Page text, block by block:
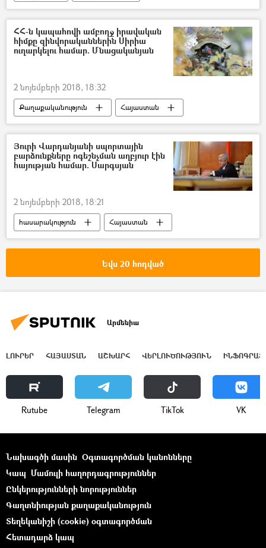
ՀՀ-ն կապահովի ամբողջ իրավական
հիմքը զինվորականներին Սիրիա
ուղարկելու համար. Մնացականյան
2 նոյեմբերի 2018, 18:32
Քաղաքականություն
Հայաստան
Տարածաշրջան
Աշխարհ
Յուրի Վարդանյանի սպորտային
բարձունքները ոգեշնչման աղբյուր էին
հայության համար. Սարգսյան
2 նոյեմբերի 2018, 18:21
հասարակություն Հայաստան
Եվս 20 հոդված
Արմենիա
ԼՈՒՐԵՐ ՀԱՅԱՍՏԱՆ ԱՇԽԱՐՀ ՎԵՐԼՈՒԾՈՒԹՅՈՒՆ
Rutube Telegram ТikТоk VK
Նախագծի մասին Օգտագործման կանոնները
Կապ Մամուլի հաղորդագրություններ
Ընկերությունների նորություններ
Գաղտնիության քաղաքականություն
Տեղեկանիշի (cookie) օգտագործման
Հետադարձ կապ